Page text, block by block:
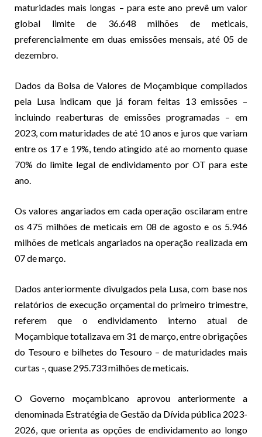
maturidades mais longas – para este ano prevê um valor
global limite de 36.648 milhões de meticais,
preferencialmente em duas emissões mensais, até 05 de
dezembro.
Dados da Bolsa de Valores de Moçambique compilados
pela Lusa indicam que já foram feitas 13 emissões –
incluindo reaberturas de emissões programadas – em
2023, com maturidades de até 10 anos e juros que variam
entre os 17 e 19%, tendo atingido até ao momento quase
70% do limite legal de endividamento por OT para este
ano.
Os valores angariados em cada operação oscilaram entre
os 475 milhões de meticais em 08 de agosto e os 5.946
milhões de meticais angariados na operação realizada em
07 de março.
Dados anteriormente divulgados pela Lusa, com base nos
relatórios de execução orçamental do primeiro trimestre,
referem que o endividamento interno atual de
Moçambique totalizava em 31 de março, entre obrigações
do Tesouro e bilhetes do Tesouro – de maturidades mais
curtas -, quase 295.733 milhões de meticais.
O Governo moçambicano aprovou anteriormente a
denominada Estratégia de Gestão da Dívida pública 2023-
2026, que orienta as opções de endividamento ao longo